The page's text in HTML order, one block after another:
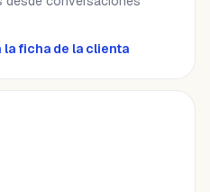
la ficha de la clienta